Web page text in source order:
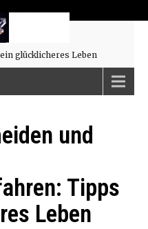
glücklicheres Leben
und
Tipps
Leben